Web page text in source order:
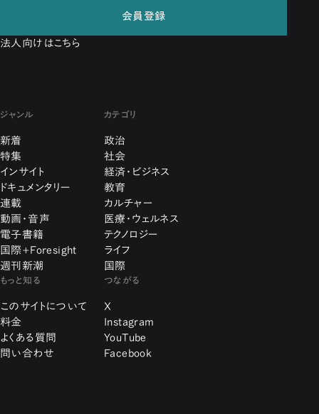
会員登録
法人向けはこちら
ジャンル
新着
特集
インサイト
ドキュメンタリー
連載
動画・音声
電子書籍
国際+Foresight
週刊新潮
カテゴリ
政治
社会
経済・ビジネス
教育
カルチャー
医療・ウェルネス
テクノロジー
ライフ
国際
もっと知る
このサイトについて
料金
よくある質問
問い合わせ
つながる
X
Instagram
YouTube
Facebook